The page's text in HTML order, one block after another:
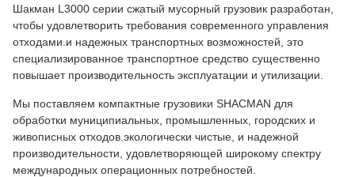
Шакман L3000 серии сжатый мусорный грузовик разработан,
чтобы удовлетворить требования современного управления
отходами.и надежных транспортных возможностей, это
специализированное транспортное средство существенно
повышает производительность эксплуатации и утилизации.
Мы поставляем компактные грузовики SHACMAN для
обработки муниципиальных, промышленных, городских и
живописных отходов.экологически чистые, и надежной
производительности, удовлетворяющей широкому спектру
международных операционных потребностей.